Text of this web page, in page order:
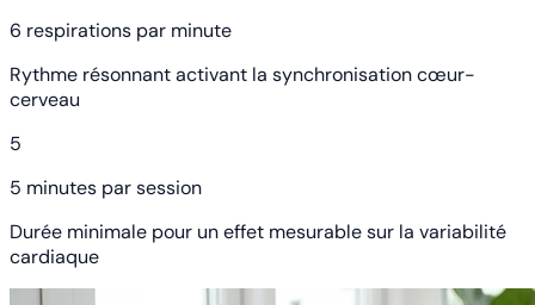
6 respirations par minute
Rythme résonnant activant la synchronisation cœur-
cerveau
5
5 minutes par session
Durée minimale pour un effet mesurable sur la variabilité
cardiaque